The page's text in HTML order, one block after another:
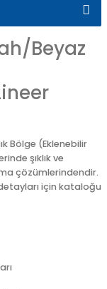
Beyaz
Bölge (Eklenebilir
şıklık ve
çözümlerindendir.
için kataloğu